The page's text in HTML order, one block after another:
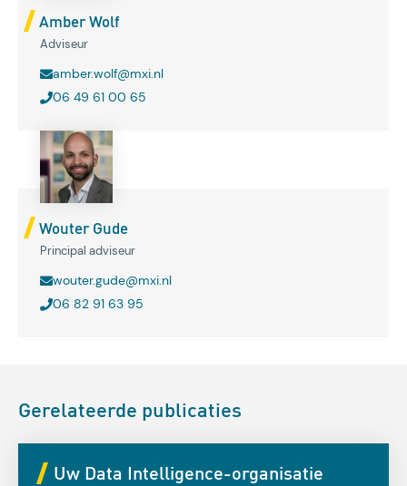
Amber Wolf
Adviseur
amber.wolf@mxi.nl
06 49 61 00 65
Wouter Gude
Principal adviseur
wouter.gude@mxi.nl
06 82 91 63 95
Gerelateerde publicaties
Uw Data Intelligence-organisatie